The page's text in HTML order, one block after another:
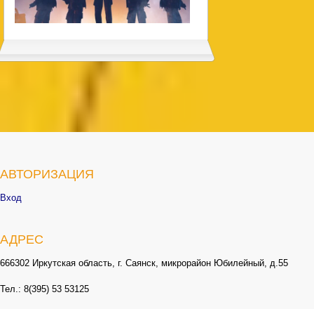
АВТОРИЗАЦИЯ
Вход
АДРЕС
666302 Иркутская область, г. Саянск, микрорайон Юбилейный, д.55
Тел.: 8(395) 53 53125